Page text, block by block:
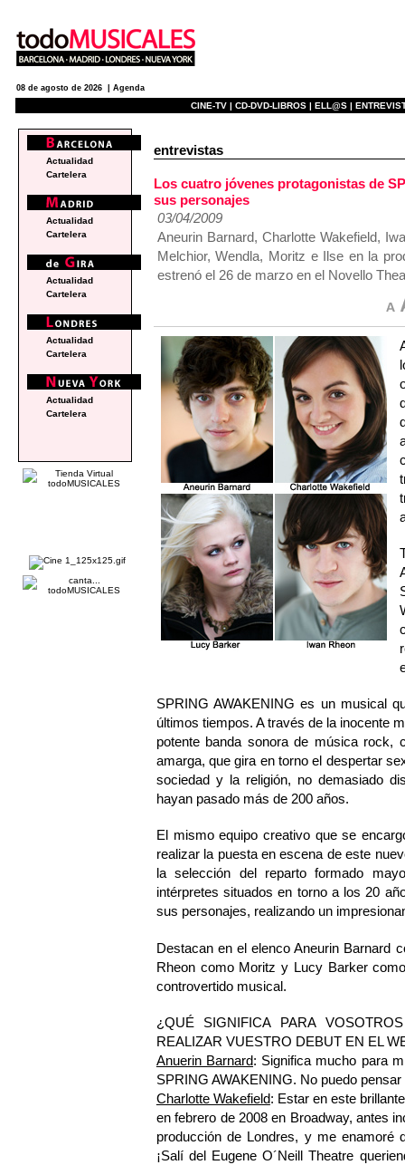
08 de agosto de 2026 | Agenda
CINE-TV | CD-DVD-LIBROS | ELL@S |
entrevistas
Los cuatro jóvenes protagonistas de
sus personajes
03/04/2009
Aneurin Barnard, Charlotte Wakefield,
Melchior, Wendla, Moritz e Ilse en la
estrenó el 26 de marzo en el Novello
SPRING AWAKENING es un musical
últimos tiempos. A través de la inocente
potente banda sonora de música rock,
amarga, que gira en torno el despertar
sociedad y la religión, no demasiado
hayan pasado más de 200 años.
El mismo equipo creativo que se
realizar la puesta en escena de este
la selección del reparto formado
intérpretes situados en torno a los 20
sus personajes, realizando un
Destacan en el elenco Aneurin Barnard
Rheon como Moritz y Lucy Barker
controvertido musical.
¿QUÉ SIGNIFICA PARA
REALIZAR VUESTRO DEBUT EN EL
Anuerin Barnard: Significa mucho para
SPRING AWAKENING. No puedo
Charlotte Wakefield: Estar en este
en febrero de 2008 en Broadway, antes
producción de Londres, y me enamoré
¡Salí del Eugene O´Neill Theatre
Actualidad
Cartelera
Actualidad
Cartelera
Actualidad
Cartelera
Actualidad
Cartelera
Actualidad
Cartelera